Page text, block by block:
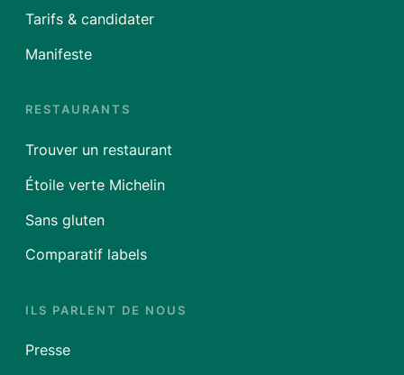
Tarifs & candidater
Manifeste
RESTAURANTS
Trouver un restaurant
Étoile verte Michelin
Sans gluten
Comparatif labels
ILS PARLENT DE NOUS
Presse